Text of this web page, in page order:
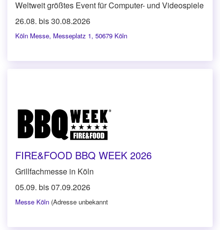
Weltweit größtes Event für Computer- und Videospiele
26.08. bis 30.08.2026
Köln Messe, Messeplatz 1, 50679 Köln
FIRE&FOOD BBQ WEEK 2026
Grillfachmesse in Köln
05.09. bis 07.09.2026
Messe Köln (Adresse unbekannt